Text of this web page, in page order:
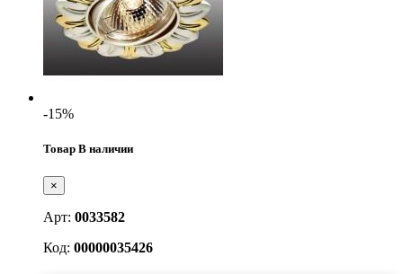
-15%
Товар В наличии
×
Арт: 0033582
Код: 00000035426